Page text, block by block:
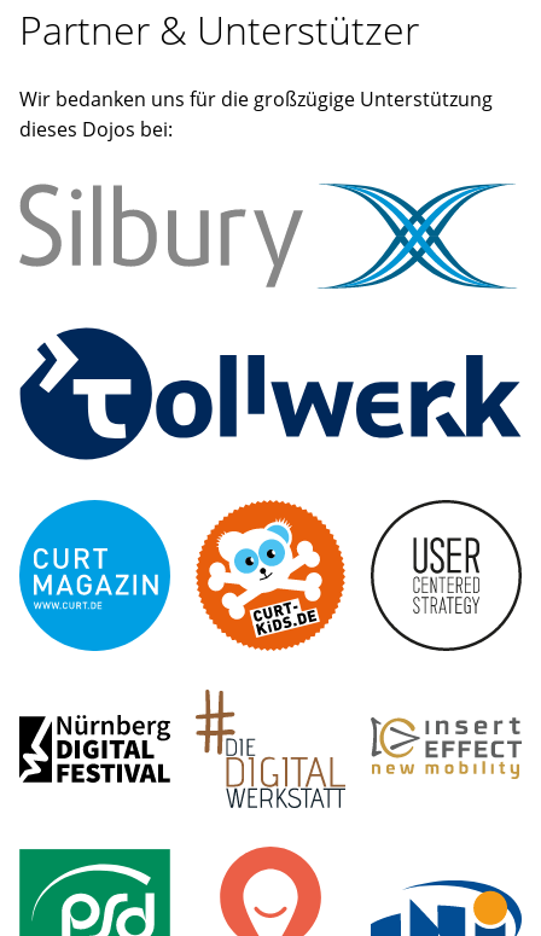
Partner & Unterstützer
Wir bedanken uns für die großzügige Unterstützung
dieses Dojos bei:
Nürnberg Digital